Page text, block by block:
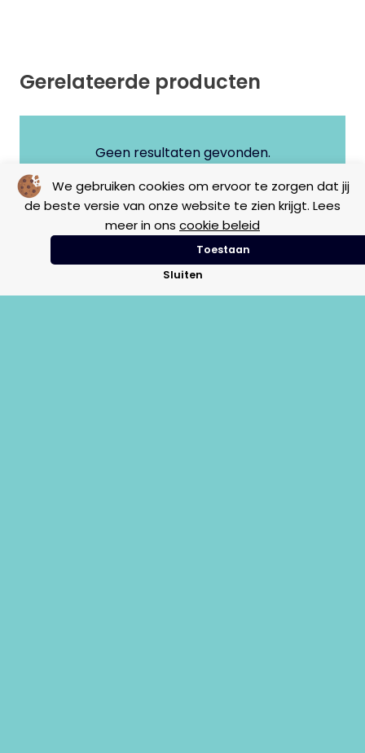
We gebruiken cookies om ervoor te zorgen dat jij
de beste versie van onze website te zien krijgt. Lees
meer in ons cookie beleid
Toestaan
Sluiten
Gerelateerde producten
Geen resultaten gevonden.